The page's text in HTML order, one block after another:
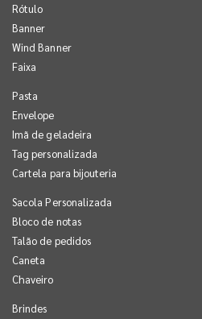
Rótulo
Banner
Wind Banner
Faixa
Pasta
Envelope
Imã de geladeira
Tag personalizada
Cartela para bijouteria
Sacola Personalizada
Bloco de notas
Talão de pedidos
Caneta
Chaveiro
Brindes